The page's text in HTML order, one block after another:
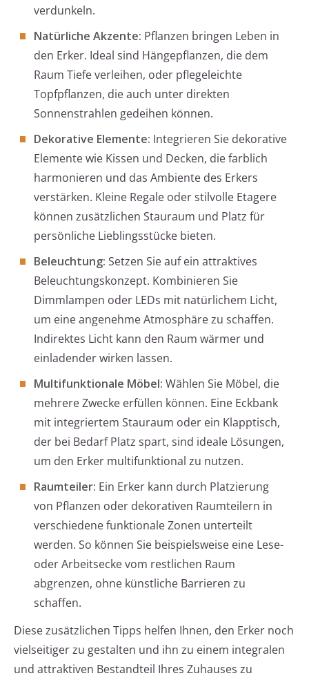
verdunkeln.
Natürliche Akzente: Pflanzen bringen Leben in
den Erker. Ideal sind Hängepflanzen, die dem
Raum Tiefe verleihen, oder pflegeleichte
Topfpflanzen, die auch unter direkten
Sonnenstrahlen gedeihen können.
Dekorative Elemente: Integrieren Sie dekorative
Elemente wie Kissen und Decken, die farblich
harmonieren und das Ambiente des Erkers
verstärken. Kleine Regale oder stilvolle Etagere
können zusätzlichen Stauraum und Platz für
persönliche Lieblingsstücke bieten.
Beleuchtung: Setzen Sie auf ein attraktives
Beleuchtungskonzept. Kombinieren Sie
Dimmlampen oder LEDs mit natürlichem Licht,
um eine angenehme Atmosphäre zu schaffen.
Indirektes Licht kann den Raum wärmer und
einladender wirken lassen.
Multifunktionale Möbel: Wählen Sie Möbel, die
mehrere Zwecke erfüllen können. Eine Eckbank
mit integriertem Stauraum oder ein Klapptisch,
der bei Bedarf Platz spart, sind ideale Lösungen,
um den Erker multifunktional zu nutzen.
Raumteiler: Ein Erker kann durch Platzierung
von Pflanzen oder dekorativen Raumteilern in
verschiedene funktionale Zonen unterteilt
werden. So können Sie beispielsweise eine Lese-
oder Arbeitsecke vom restlichen Raum
abgrenzen, ohne künstliche Barrieren zu
schaffen.
Diese zusätzlichen Tipps helfen Ihnen, den Erker noch
vielseitiger zu gestalten und ihn zu einem integralen
und attraktiven Bestandteil Ihres Zuhauses zu